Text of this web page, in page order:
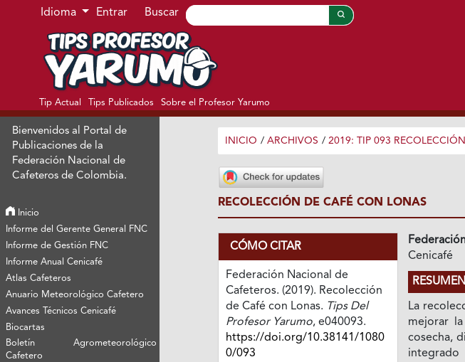
Ir al menú de navegación principal
Ir al contenido principal
Ir al pie de página del sitio
Idioma Entrar Buscar
Tip Actual Tips Publicados Sobre el Profesor Yarumo
Bienvenidos al Portal de
Publicaciones de la
Federación Nacional de
Cafeteros de Colombia.
Inicio
Informe del Gerente General FNC
Informe de Gestión FNC
Informe Anual Cenicafé
Atlas Cafeteros
Anuario Meteorológico Cafetero
Avances Técnicos Cenicafé
Biocartas
Boletín Agrometeorológico
Cafetero
INICIO / ARCHIVOS / 2019: TIP 093 RECOLECCIÓN
RECOLECCIÓN DE CAFÉ CON LONAS
CÓMO CITAR
Federación Nacional de
Cafeteros. (2019). Recolección
de Café con Lonas. Tips Del
Profesor Yarumo, e040093.
https://doi.org/10.38141/1080
0/093
Cenicafé
RESUMEN
La
mejorar
cosecha,